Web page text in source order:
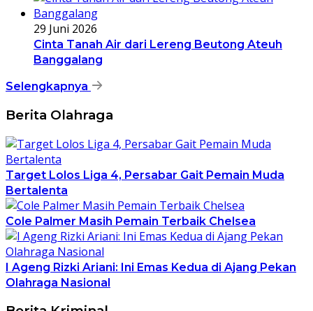
29 Juni 2026
Cinta Tanah Air dari Lereng Beutong Ateuh
Banggalang
Selengkapnya
Berita Olahraga
Target Lolos Liga 4, Persabar Gait Pemain Muda
Bertalenta
Cole Palmer Masih Pemain Terbaik Chelsea
I Ageng Rizki Ariani: Ini Emas Kedua di Ajang Pekan
Olahraga Nasional